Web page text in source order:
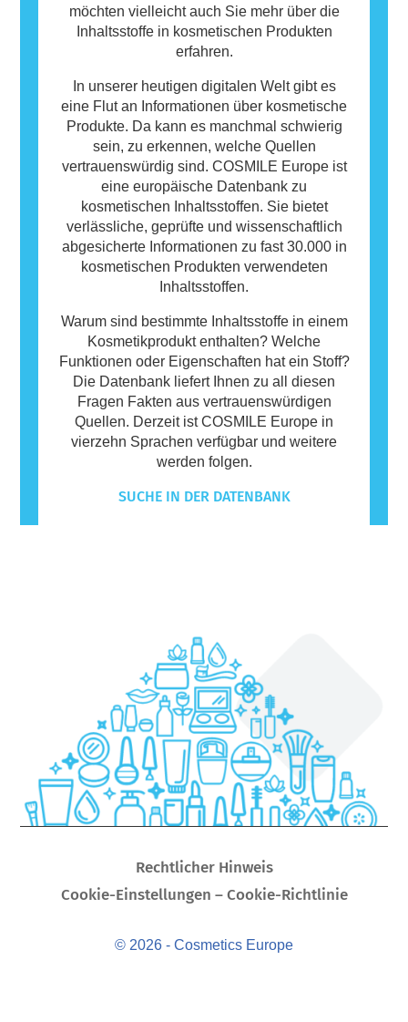
möchten vielleicht auch Sie mehr über die
Inhaltsstoffe in kosmetischen Produkten
erfahren.
In unserer heutigen digitalen Welt gibt es
eine Flut an Informationen über kosmetische
Produkte. Da kann es manchmal schwierig
sein, zu erkennen, welche Quellen
vertrauenswürdig sind. COSMILE Europe ist
eine europäische Datenbank zu
kosmetischen Inhaltsstoffen. Sie bietet
verlässliche, geprüfte und wissenschaftlich
abgesicherte Informationen zu fast 30.000 in
kosmetischen Produkten verwendeten
Inhaltsstoffen.
Warum sind bestimmte Inhaltsstoffe in einem
Kosmetikprodukt enthalten? Welche
Funktionen oder Eigenschaften hat ein Stoff?
Die Datenbank liefert Ihnen zu all diesen
Fragen Fakten aus vertrauenswürdigen
Quellen. Derzeit ist COSMILE Europe in
vierzehn Sprachen verfügbar und weitere
werden folgen.
SUCHE IN DER DATENBANK
Rechtlicher Hinweis
Cookie-Einstellungen – Cookie-Richtlinie
© 2026 - Cosmetics Europe